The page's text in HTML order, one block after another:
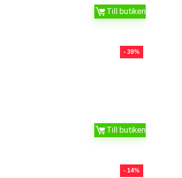
Till butiken
- 39%
Till butiken
- 14%